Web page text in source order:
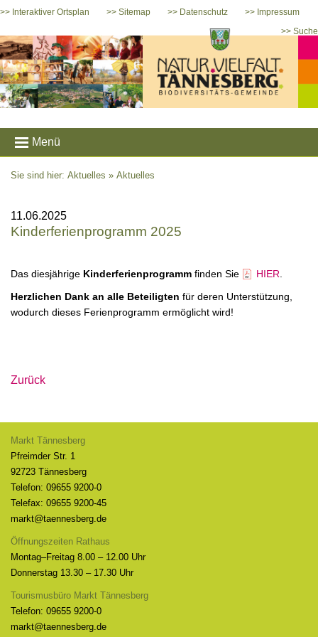
>> Interaktiver Ortsplan >> Sitemap >> Datenschutz
>> Impressum
>> Suche
Menü
Sie sind hier: Aktuelles » Aktuelles
11.06.2025
Kinderferienprogramm 2025
Das diesjährige Kinderferienprogramm finden Sie HIER
Herzlichen Dank an alle Beteiligten für deren Unterstützung,
wodurch dieses Ferienprogramm ermöglicht wird!
Zurück
Markt Tännesberg
Pfreimder Str. 1
92723 Tännesberg
Telefon: 09655 9200-0
Telefax: 09655 9200-45
markt@taennesberg.de
Öffnungszeiten Rathaus
Montag–Freitag 8.00 – 12.00 Uhr
Donnerstag 13.30 – 17.30 Uhr
Tourismusbüro Markt Tännesberg
Telefon: 09655 9200-0
markt@taennesberg.de